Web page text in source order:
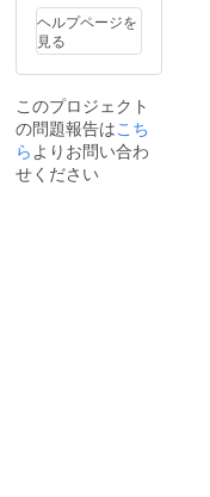
さい
べませ
ん）
素
材：レ
イズ：
横
110cm
縦70cm
見開き
ヘルプページを
見る
このプロジェクト
の問題報告はこち
ら よりお問い合わ
せください